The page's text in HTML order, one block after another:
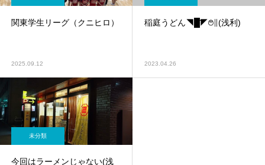
関東学生リーグ（クニヒロ）
2025.09.12
稲庭うどん◥█̆̈◤࿉∥(浅利)
2023.04.26
未分類
今回はラーメンじゃない(浅